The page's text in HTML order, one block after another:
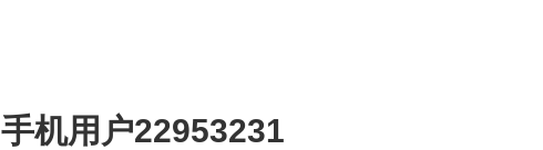
手机用户22953231